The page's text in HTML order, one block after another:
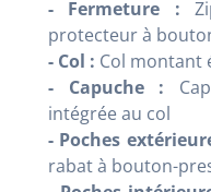
- Fermeture :
protecteur à
- Col : Col montant
- Capuche :
intégrée au col
- Poches
rabat à bouton-